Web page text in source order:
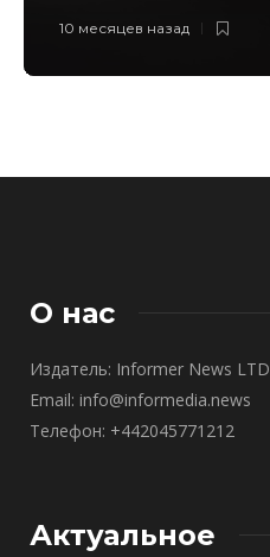
10 месяцев назад
О нас
Издатель: Informer News LTD
Email: info@informedia.news
Телефон: +442045771212
Актуальное